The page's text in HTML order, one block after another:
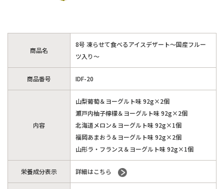
商品名
8号 凍らせて食べるアイスデザート～国産フルー
ツ入り～
商品番号 IDF-20
内容
山梨葡萄＆ヨーグルト味 92g×2個
瀬戸内柚子檸檬＆ヨーグルト味 92g×2個
北海道メロン＆ヨーグルト味 92g×1個
福岡あまおう＆ヨーグルト味 92g×2個
山形ラ・フランス＆ヨーグルト味 92g×1個
栄養成分表示 詳細はこちら